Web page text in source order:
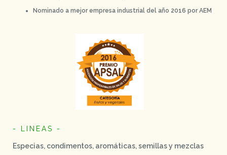
Nominado a mejor empresa industrial del año 2016 por AEM
- LINEAS -
Especias, condimentos, aromáticas, semillas y mezclas